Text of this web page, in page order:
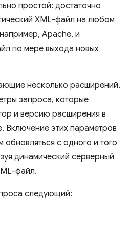
простой: достаточно
XML-файл на любом
Apache, и
по мере выхода новых
несколько расширений,
запроса, которые
и версию расширения в
Включение этих параметров
с одного и того
динамический серверный
файл.
следующий: